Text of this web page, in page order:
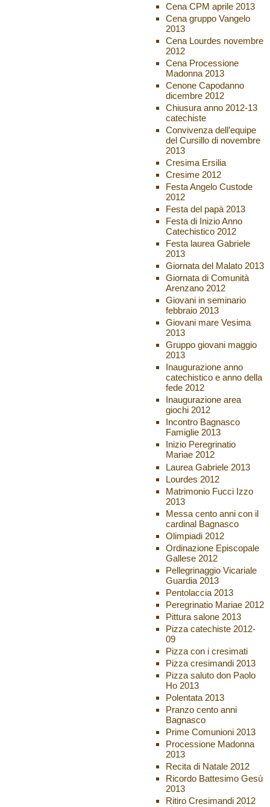
Cena CPM aprile 2013
Cena gruppo Vangelo
2013
Cena Lourdes novembre
2012
Cena Processione
Madonna 2013
Cenone Capodanno
dicembre 2012
Chiusura anno 2012-13
catechiste
Convivenza dell’equipe
del Cursillo di novembre
2013
Cresima Ersilia
Cresime 2012
Festa Angelo Custode
2012
Festa del papà 2013
Festa di Inizio Anno
Catechistico 2012
Festa laurea Gabriele
2013
Giornata del Malato 2013
Giornata di Comunità
Arenzano 2012
Giovani in seminario
febbraio 2013
Giovani mare Vesima
2013
Gruppo giovani maggio
2013
Inaugurazione anno
catechistico e anno della
fede 2012
Inaugurazione area
giochi 2012
Incontro Bagnasco
Famiglie 2013
Inizio Peregrinatio
Mariae 2012
Laurea Gabriele 2013
Lourdes 2012
Matrimonio Fucci Izzo
2013
Messa cento anni con il
cardinal Bagnasco
Olimpiadi 2012
Ordinazione Episcopale
Gallese 2012
Pellegrinaggio Vicariale
Guardia 2013
Pentolaccia 2013
Peregrinatio Mariae 2012
Pittura salone 2013
Pizza catechiste 2012-
09
Pizza con i cresimati
Pizza cresimandi 2013
Pizza saluto don Paolo
Ho 2013
Polentata 2013
Pranzo cento anni
Bagnasco
Prime Comunioni 2013
Processione Madonna
2013
Recita di Natale 2012
Ricordo Battesimo Gesù
2013
Ritiro Cresimandi 2012